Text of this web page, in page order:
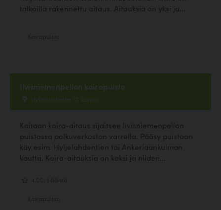
talkoilla rakennettu aitaus. Aitauksia on yksi ja...
Iivisniemenpellon koirapuisto
Hyljelahdentie 17, Espoo
Kaitaan koira-aitaus sijaitsee Iivisniemenpellon
puistossa polkuverkoston varrella. Pääsy puistoon
käy esim. Hyljelahdentien tai Ankeriaankulman
kautta. Koira-aitauksia on kaksi ja niiden...